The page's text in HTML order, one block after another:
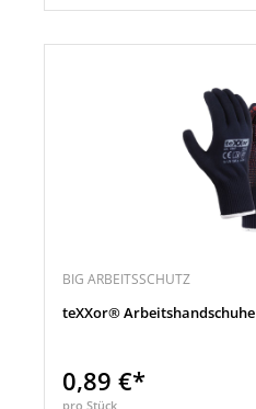
BIG ARBEITSSCHUTZ
teXXor® Arbeitshandschuhe
0,89 €*
pro Stück